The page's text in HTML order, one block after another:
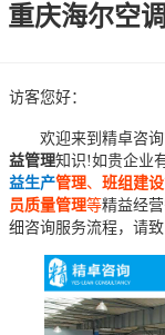
重庆海尔空
访客您好：
欢迎来到精卓咨询
益管理知识!如贵企业有
益生产管理、 班组建设
员质量管理等精益经
细咨询服务流程，请致